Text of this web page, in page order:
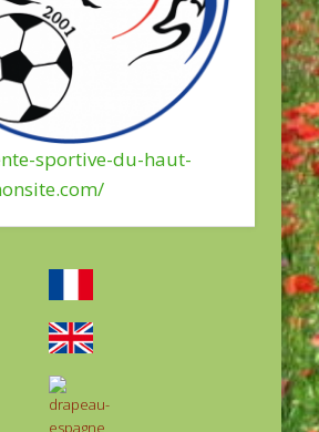
sportive-du-haut-